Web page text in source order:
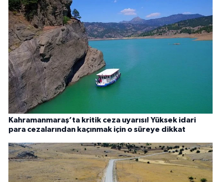
Kahramanmaraş’ta kritik ceza uyarısı! Yüksek idari
para cezalarından kaçınmak için o süreye dikkat